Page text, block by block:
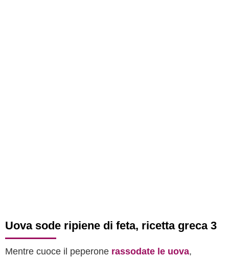
Uova sode ripiene di feta, ricetta greca 3
Mentre cuoce il peperone rassodate le uova,